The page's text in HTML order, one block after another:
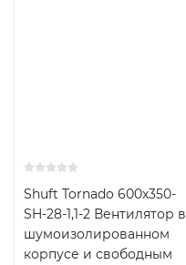
Shuft Tornado 600x350-
SH-28-1,1-2 Вентилятор в
шумоизолированном
корпусе и свободным